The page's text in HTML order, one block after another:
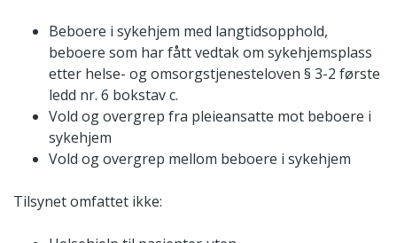
Beboere i sykehjem med langtidsopphold,
beboere som har fått vedtak om sykehjemsplass
etter helse- og omsorgstjenesteloven § 3-2 første
ledd nr. 6 bokstav c.
Vold og overgrep fra pleieansatte mot beboere i
sykehjem
Vold og overgrep mellom beboere i sykehjem
Tilsynet omfattet ikke: